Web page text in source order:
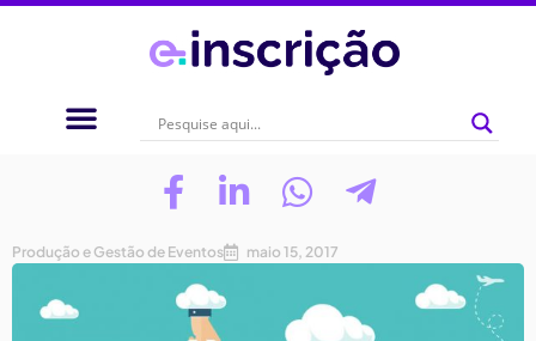
Produção e Gestão de Eventos maio 15, 2017